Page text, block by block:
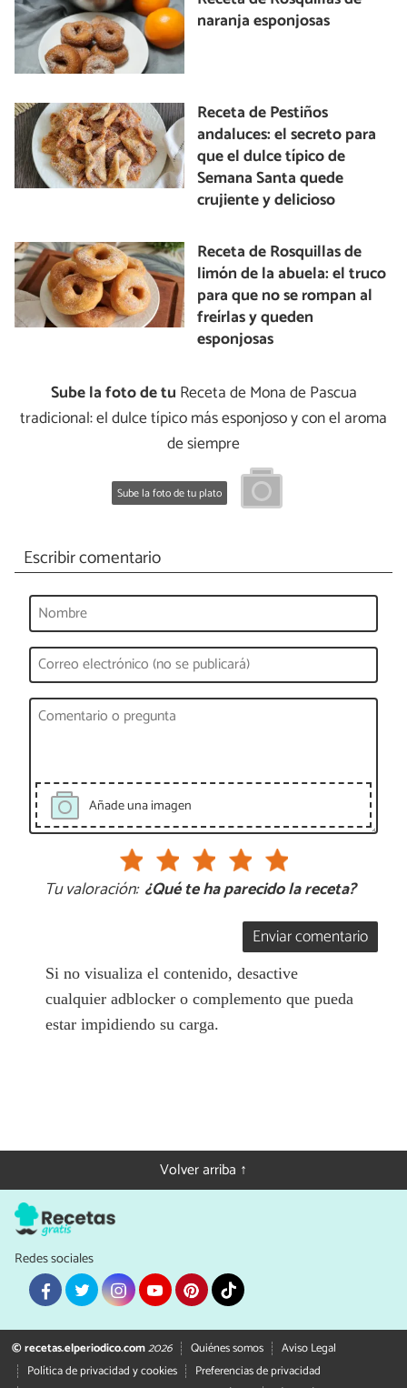
naranja esponjosas
Receta de Pestiños
andaluces: el secreto para
que el dulce típico de
Semana Santa quede
crujiente y delicioso
Receta de Rosquillas de
limón de la abuela: el truco
para que no se rompan al
freírlas y queden
esponjosas
Sube la foto de tu Receta de Mona de Pascua
tradicional: el dulce típico más esponjoso y con el aroma
de siempre
Sube la foto de tu plato
Escribir comentario
Añade una imagen
Tu valoración: ¿Qué te ha parecido la receta?
Enviar comentario
Si no visualiza el contenido, desactive
cualquier adblocker o complemento que pueda
estar impidiendo su carga.
Volver arriba ↑
Redes sociales
© recetas.elperiodico.com2026 Quiénes somos
Aviso Legal
Política de privacidad y cookies
Preferencias de privacidad